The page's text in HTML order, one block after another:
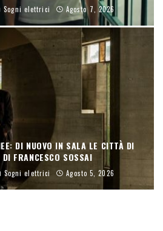
Sogni elettrici Agosto 7, 2026
DI NUOVO IN SALA LE CITTÀ DI
FRANCESCO SOSSAI
Sogni elettrici Agosto 5, 2026